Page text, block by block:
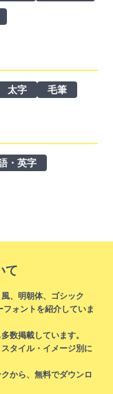
太字 毛筆
・英字
て
、明朝体、ゴシック
ォントを紹介していま
数掲載しています。
タイル・イメージ別に
から、無料でダウンロ